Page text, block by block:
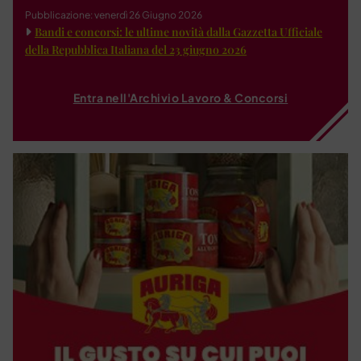
Pubblicazione: venerdì 26 Giugno 2026
Bandi e concorsi: le ultime novità dalla Gazzetta Ufficiale
della Repubblica Italiana del 23 giugno 2026
Entra nell'Archivio Lavoro & Concorsi